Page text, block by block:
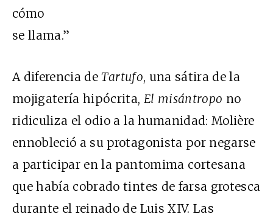
cómo
se llama.”
A diferencia deTartufo, una sátira de la
mojigatería hipócrita, El misántropo no
ridiculiza el odio a la humanidad: Molière
ennobleció a su protagonista por negarse
a participar en la pantomima cortesana
que había cobrado tintes de farsa grotesca
durante el reinado de Luis XIV. Las